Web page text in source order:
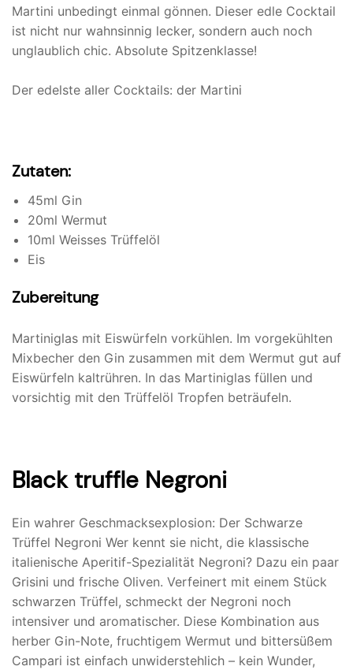
Martini unbedingt einmal gönnen. Dieser edle Cocktail
ist nicht nur wahnsinnig lecker, sondern auch noch
unglaublich chic. Absolute Spitzenklasse!
Der edelste aller Cocktails: der Martini
Zutaten:
45ml Gin
20ml Wermut
10ml Weisses Trüffelöl
Eis
Zubereitung
Martiniglas mit Eiswürfeln vorkühlen. Im vorgekühlten
Mixbecher den Gin zusammen mit dem Wermut gut auf
Eiswürfeln kaltrühren. In das Martiniglas füllen und
vorsichtig mit den Trüffelöl Tropfen beträufeln.
Black truffle Negroni
Ein wahrer Geschmacksexplosion: Der Schwarze
Trüffel Negroni Wer kennt sie nicht, die klassische
italienische Aperitif-Spezialität Negroni? Dazu ein paar
Grisini und frische Oliven. Verfeinert mit einem Stück
schwarzen Trüffel, schmeckt der Negroni noch
intensiver und aromatischer. Diese Kombination aus
herber Gin-Note, fruchtigem Wermut und bittersüßem
Campari ist einfach unwiderstehlich – kein Wunder,